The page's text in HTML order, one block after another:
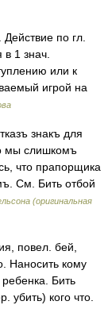
по гл.
1 знач.
или к
игрой на
знакъ для
мы слишкомъ
что прапорщика
См. Бить отбой
(оригинальная
повел. бей,
Наносить кому
Бить
убить) кого что.